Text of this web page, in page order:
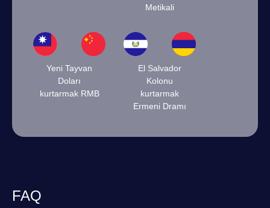
Metikali
Yeni Tayvan
Doları
kurtarmak RMB
El Salvador
Kolonu
kurtarmak
Ermeni Dramı
FAQ